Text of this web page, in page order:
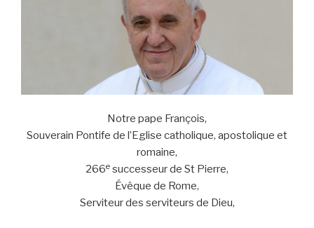
Notre pape François,
Souverain Pontife de l’Eglise catholique, apostolique et
romaine,
266e successeur de St Pierre,
Évêque de Rome,
Serviteur des serviteurs de Dieu,